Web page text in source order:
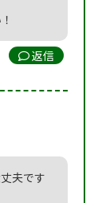
返信
夫です